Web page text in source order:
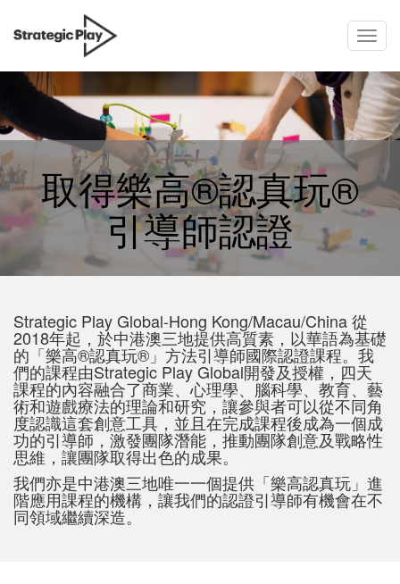
skip
content
取得樂高®認真玩®
引導師認證
Strategic Play Global-Hong Kong/Macau/China 從
2018年起，於中港澳三地提供高質素，以華語為基礎
的「樂高®️認真玩®」方法引導師國際認證課程。我
們的課程由Strategic Play Global開發及授權，四天
課程的內容融合了商業、心理學、腦科學、教育、藝
術和遊戲療法的理論和研究，讓參與者可以從不同角
度認識這套創意工具，並且在完成課程後成為一個成
功的引導師，激發團隊潛能，推動團隊創意及戰略性
思維，讓團隊取得出色的成果。
我們亦是中港澳三地唯一一個提供「樂高認真玩」進
階應用課程的機構，讓我們的認證引導師有機會在不
同領域繼續深造。